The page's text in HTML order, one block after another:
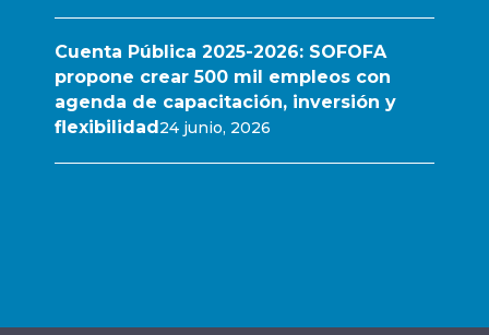
Cuenta Pública 2025-2026: SOFOFA
propone crear 500 mil empleos con
agenda de capacitación, inversión y
flexibilidad24 junio, 2026